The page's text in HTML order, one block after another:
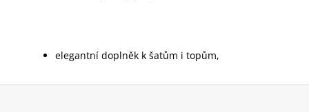
elegantní doplněk k šatům i topům,
Z